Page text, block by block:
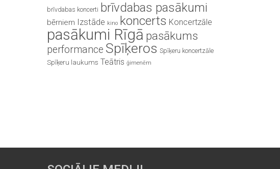
brīvdabas koncerti brīvdabas pasākumi
bērniem Izstāde kino koncerts Koncertzāle
pasākumi Rīgā pasākums
performance Spīķeros Spīķeru koncertzāle
Spīķeru laukums Teātris ģimenēm